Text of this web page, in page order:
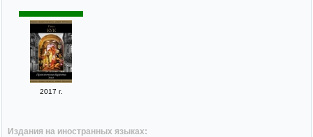
2017 г.
Издания на иностранных языках: